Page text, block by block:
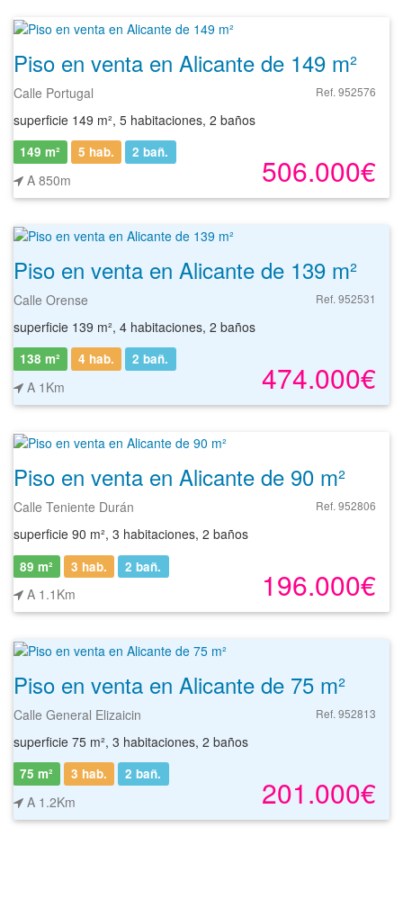
Piso en venta en Alicante de 149 m²
Calle Portugal Ref. 952576
superficie 149 m², 5 habitaciones, 2 baños
506.000€
149 m² 5 hab. 2 bañ.
A 850m
Piso en venta en Alicante de 139 m²
Calle Orense Ref. 952531
superficie 139 m², 4 habitaciones, 2 baños
474.000€
138 m² 4 hab. 2 bañ.
A 1Km
Piso en venta en Alicante de 90 m²
Calle Teniente Durán Ref. 952806
superficie 90 m², 3 habitaciones, 2 baños
196.000€
89 m² 3 hab. 2 bañ.
A 1.1Km
Piso en venta en Alicante de 75 m²
Calle General Elizaicin Ref. 952813
superficie 75 m², 3 habitaciones, 2 baños
201.000€
75 m² 3 hab. 2 bañ.
A 1.2Km